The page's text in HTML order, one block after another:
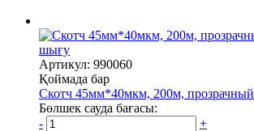
шығу
Артикул: 990060
Қоймада бар
Скотч 45мм*40мкм, 200м, прозрачный
Бөлшек сауда бағасы:
-
+